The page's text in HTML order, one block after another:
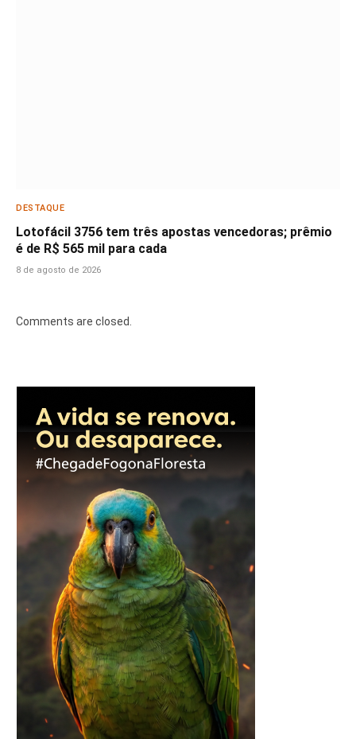
DESTAQUE
Lotofácil 3756 tem três apostas vencedoras; prêmio
é de R$ 565 mil para cada
8 de agosto de 2026
Comments are closed.